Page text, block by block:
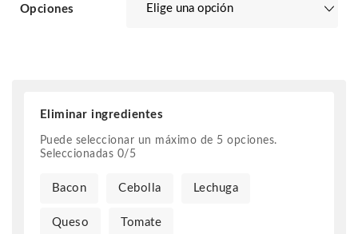
Opciones
Eliminar ingredientes
Puede seleccionar un máximo de 5 opciones.
Seleccionadas 0/5
Bacon Cebolla Lechuga
Queso Tomate